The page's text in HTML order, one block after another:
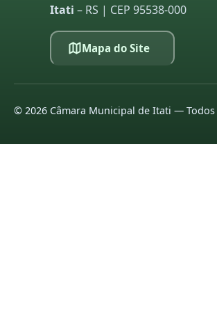
Itati – RS | CEP 95538-000
Mapa do Site
© 2026 Câmara Municipal de Itati —